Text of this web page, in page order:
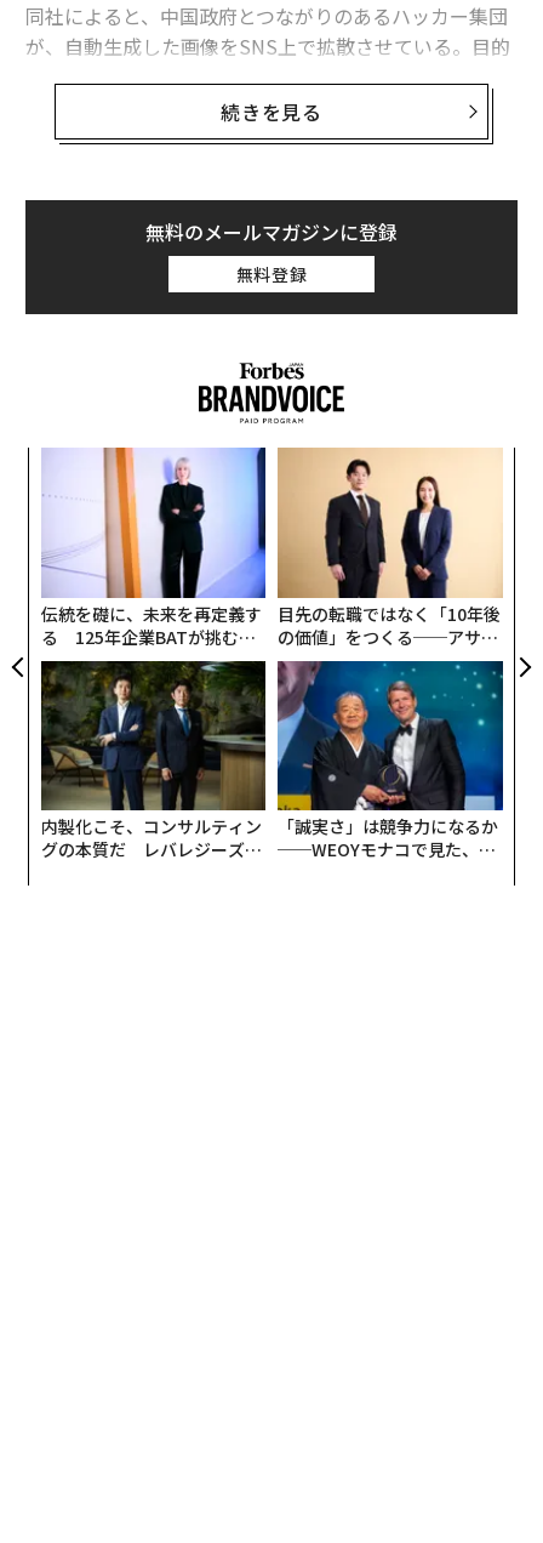
ポール・マッカートニーが語るジョンとの「AI共演」の感動
続発するサイバー攻撃被害、なぜ「欠陥のある機器」が放置され続けるの
タグ： AI / 人工知能 サイバーセキュリティ イギリス 生成AI
advertisement
同社によると、中国政府とつながりのあるハッカー集団
が、自動生成した画像をSNS上で拡散させている。目的
は、政治に関してさまざまな考えを持つ有権者を模倣
し、人種や経済、イデオロギーなどの面での論争を煽る
ことだ。
マイクロソフト脅威分析センターのゼネラルマネージャ
ー、クリント・ワッツはブログへの投稿で「中国とつな
がりのあるアクターらが、銃による暴力のような政治的
に分裂を招くトピックの拡散や、米国の政治家や政治的
シンボルの中傷などの広範に及ぶ活動で、AI生成の視覚
続きを見る
無料のメールマガジンに登録
無料登録
伝統を礎に、未来を再定義す
る 125年企業BATが挑むス
モークレスな未来
目先の転職ではなく「10年後
の価値」をつくる──アサイ
ンの長期伴走型支援とは
内製化こそ、コンサルティン
グの本質だ レバレジーズが
「誠実さ」は競争力になるか
──WEOYモナコで見た、く